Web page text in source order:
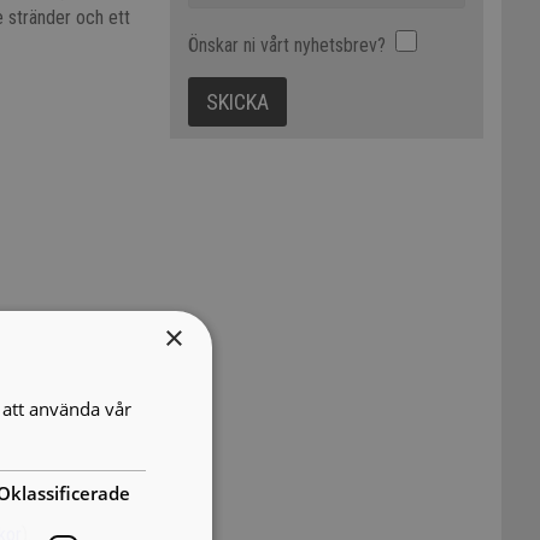
stränder och ett
Önskar ni vårt nyhetsbrev?
×
använda vår